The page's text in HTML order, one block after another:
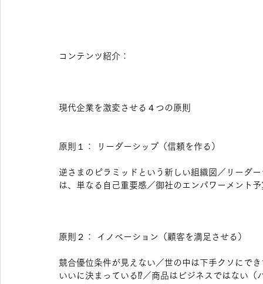
コンテンツ紹介：
現代企業を激変させる４つの原則
原則１： リーダーシップ（信頼を作る）
逆さまのピラミッドという新しい組織図／リーダ
は、単なる自己重要感／御社のエンパワーメント
原則２： イノベーション（顧客を満足させる）
競合優位条件が見えない／世の中は下手クソにで
いいに決まっている⁉／商品はビジネスではない（